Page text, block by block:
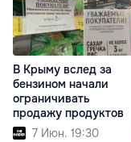
В Крыму вслед за
бензином начали
ограничивать
продажу продуктов
7 Июн. 19:30